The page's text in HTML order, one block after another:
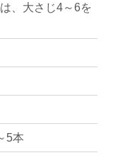
、大さじ4～6を
5本